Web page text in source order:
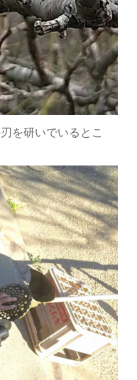
を研いでいるとこ